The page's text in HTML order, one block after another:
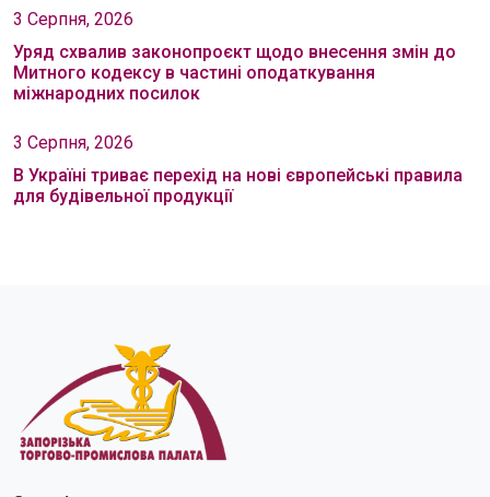
3 Серпня, 2026
Уряд схвалив законопроєкт щодо внесення змін до
Митного кодексу в частині оподаткування
міжнародних посилок
3 Серпня, 2026
В Україні триває перехід на нові європейські правила
для будівельної продукції